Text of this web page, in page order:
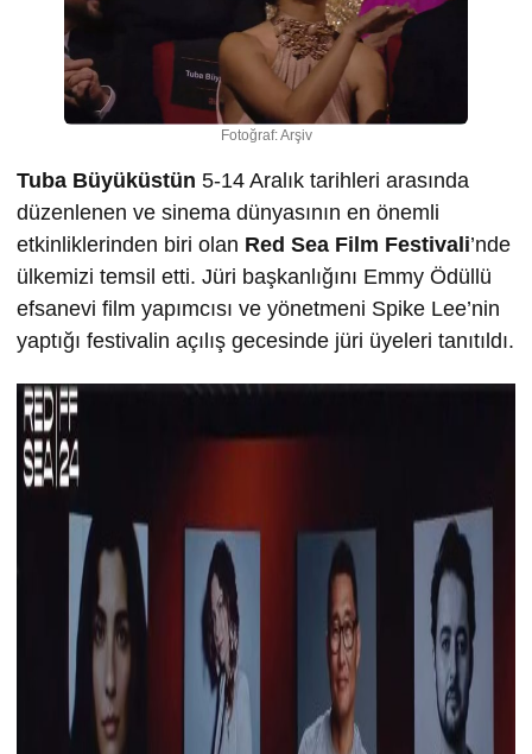
Fotoğraf: Arşiv
Tuba Büyüküstün 5-14 Aralık tarihleri arasında
düzenlenen ve sinema dünyasının en önemli
etkinliklerinden biri olan Red Sea Film Festivali’nde
ülkemizi temsil etti. Jüri başkanlığını Emmy Ödüllü
efsanevi film yapımcısı ve yönetmeni Spike Lee’nin
yaptığı festivalin açılış gecesinde jüri üyeleri tanıtıldı.